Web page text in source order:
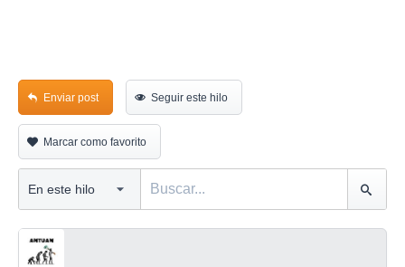
Enviar post Seguir este hilo
Marcar como favorito